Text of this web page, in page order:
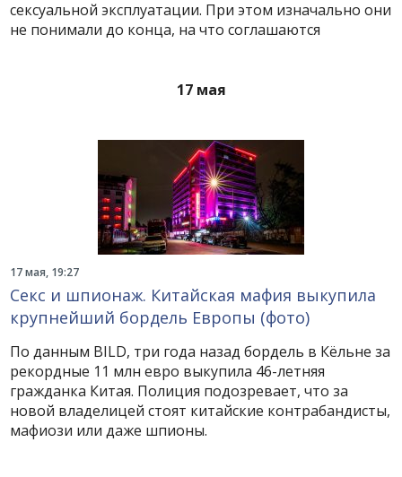
сексуальной эксплуатации. При этом изначально они
не понимали до конца, на что соглашаются
17 мая
17 мая, 19:27
Секс и шпионаж. Китайская мафия выкупила
крупнейший бордель Европы (фото)
По данным BILD, три года назад бордель в Кёльне за
рекордные 11 млн евро выкупила 46-летняя
гражданка Китая. Полиция подозревает, что за
новой владелицей стоят китайские контрабандисты,
мафиози или даже шпионы.